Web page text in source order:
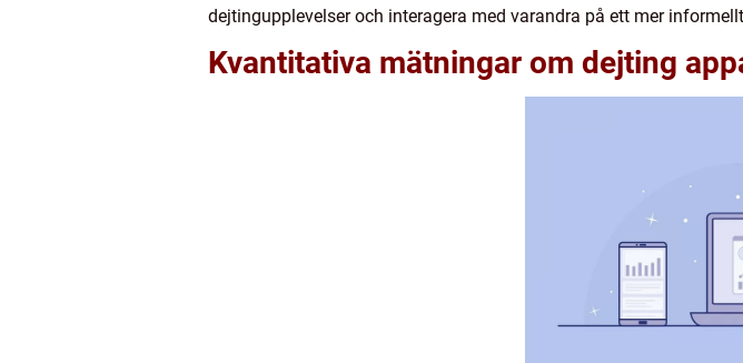
dejtingupplevelser och interagera med varandra på ett mer
Kvantitativa mätningar om dejting